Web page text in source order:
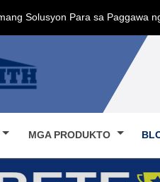
Solusyon Para sa Paggawa
MGA PRODUKTO